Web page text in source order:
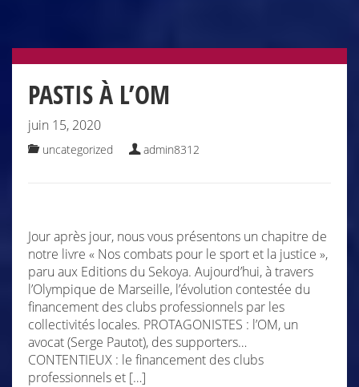
PASTIS À L’OM
juin 15, 2020
uncategorized admin8312
Jour après jour, nous vous présentons un chapitre de
notre livre « Nos combats pour le sport et la justice »,
paru aux Editions du Sekoya. Aujourd’hui, à travers
l’Olympique de Marseille, l’évolution contestée du
financement des clubs professionnels par les
collectivités locales. PROTAGONISTES : l’OM, un
avocat (Serge Pautot), des supporters…
CONTENTIEUX : le financement des clubs
professionnels et […]